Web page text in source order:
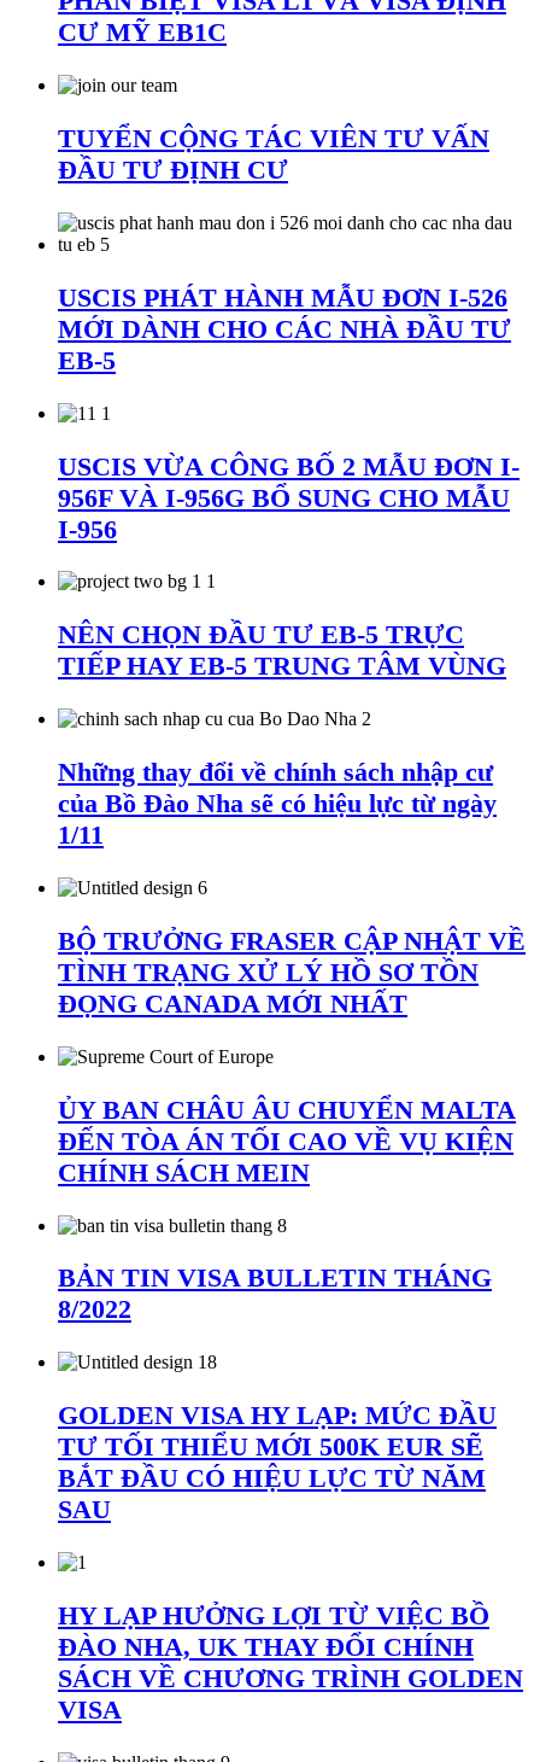
CƯ MỸ EB1C
TUYỂN CỘNG TÁC VIÊN TƯ VẤN
ĐẦU TƯ ĐỊNH CƯ
USCIS PHÁT HÀNH MẪU ĐƠN I-526
MỚI DÀNH CHO CÁC NHÀ ĐẦU TƯ
EB-5
USCIS VỪA CÔNG BỐ 2 MẪU ĐƠN I-
956F VÀ I-956G BỔ SUNG CHO MẪU
I-956
NÊN CHỌN ĐẦU TƯ EB-5 TRỰC
TIẾP HAY EB-5 TRUNG TÂM VÙNG
Những thay đổi về chính sách nhập cư
của Bồ Đào Nha sẽ có hiệu lực từ ngày
1/11
BỘ TRƯỞNG FRASER CẬP NHẬT VỀ
TÌNH TRẠNG XỬ LÝ HỒ SƠ TỒN
ĐỌNG CANADA MỚI NHẤT
ỦY BAN CHÂU ÂU CHUYỂN MALTA
ĐẾN TÒA ÁN TỐI CAO VỀ VỤ KIỆN
CHÍNH SÁCH MEIN
BẢN TIN VISA BULLETIN THÁNG
8/2022
GOLDEN VISA HY LẠP: MỨC ĐẦU
TƯ TỐI THIỂU MỚI 500K EUR SẼ
BẮT ĐẦU CÓ HIỆU LỰC TỪ NĂM
SAU
HY LẠP HƯỞNG LỢI TỪ VIỆC BỒ
ĐÀO NHA, UK THAY ĐỔI CHÍNH
SÁCH VỀ CHƯƠNG TRÌNH GOLDEN
VISA